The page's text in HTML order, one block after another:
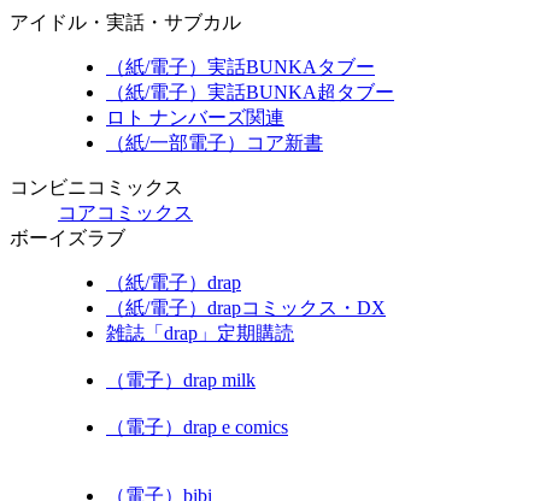
アイドル・実話・サブカル
（紙/電子）実話BUNKAタブー
（紙/電子）実話BUNKA超タブー
ロト ナンバーズ関連
（紙/一部電子）コア新書
コンビニコミックス
コアコミックス
ボーイズラブ
（紙/電子）drap
（紙/電子）drapコミックス・DX
雑誌「drap」定期購読
（電子）drap milk
（電子）drap e comics
（電子）bibi